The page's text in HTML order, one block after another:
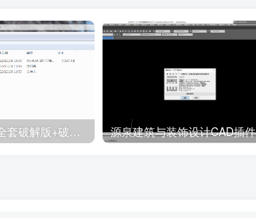
天正T20 V9.0全套破解版+破解补丁+安装教程